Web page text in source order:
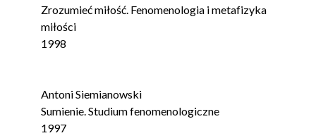
Zrozumieć miłość. Fenomenologia i metafizyka
miłości
1998
Antoni Siemianowski
Sumienie. Studium fenomenologiczne
1997